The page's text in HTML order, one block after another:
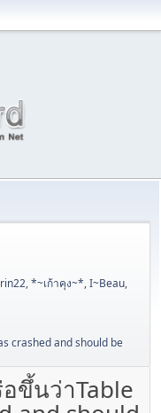
,*~เก้าคุง~*,I~Beau,
crashed and should be
อขึ้นว่าTable